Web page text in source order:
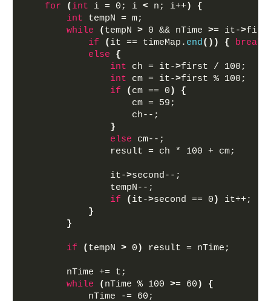
for ( int i = 0; i < n; i++)
{
int tempN = m;
while
( tempN > 0 && nTime >= it->
if
( it == timeMap. end()) { break
else
{
int ch = it->first / 100;
int cm = it->first % 100;
if
( cm == 0 )
{
                    cm = 59;
                    ch--;
}
else cm--;
                result = ch * 100 + cm;
                it-
>second--;
                tempN--;
if
( it->second == 0 )
it++;
}
}
if ( tempN > 0 ) result = nTime;
        nTime += t;
while
( nTime % 100 >= 60 )
{
            nTime -= 60;